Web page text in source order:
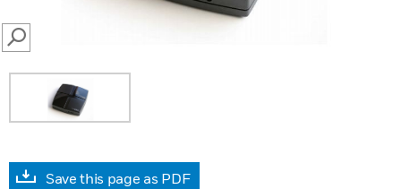
SEARCH
Save this page as PDF